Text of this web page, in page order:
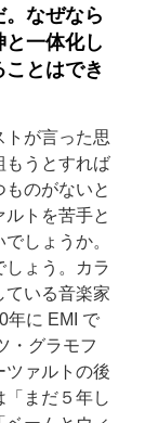
。なぜなら
一体化し
とはでき
トが言った思
もうとすれば
のがないと
トを苦手と
しょうか。
しょう。カラ
ている音楽家
年に EMI で
・グラモフ
ツァルトの後
まだ５年し